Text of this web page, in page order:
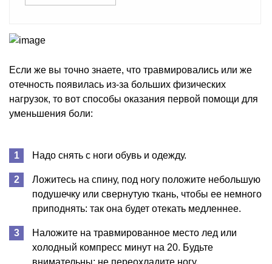
Если же вы точно знаете, что травмировались или же
отечность появилась из-за больших физических
нагрузок, то вот способы оказания первой помощи для
уменьшения боли:
Надо снять с ноги обувь и одежду.
Ложитесь на спину, под ногу положите небольшую
подушечку или свернутую ткань, чтобы ее немного
приподнять: так она будет отекать медленнее.
Наложите на травмированное место лед или
холодный компресс минут на 20. Будьте
внимательны: не переохладите ногу.